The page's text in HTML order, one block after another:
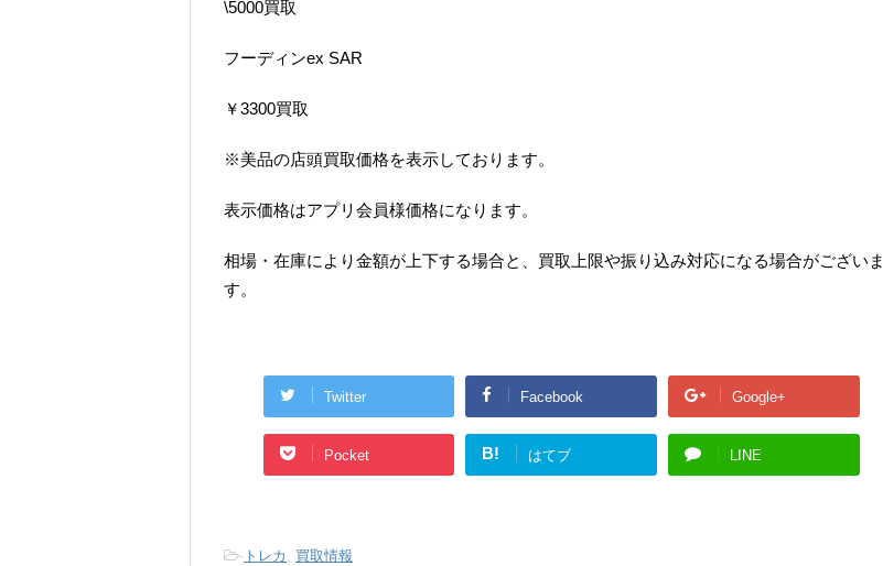
\5000買取
フーディンex SAR
￥3300買取
※美品の店頭買取価格を表示しております。
表示価格はアプリ会員様価格になります。
相場・在庫により金額が上下する場合と、買取上限や振り込み対応になる場合がございま
す。
Twitter Facebook Google+
Pocket B! はてブ LINE
- トレカ , 買取情報